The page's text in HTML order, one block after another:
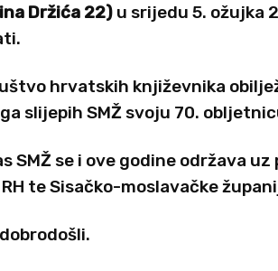
Držića 22) u srijedu 5. ožujka
hrvatskih književnika
slijepih SMŽ svoju 70.
SMŽ se i ove godine održava
te Sisačko-moslavačke